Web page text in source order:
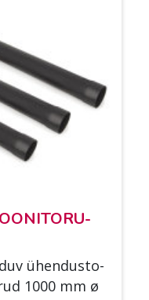
ühen­dus­to­
1000 mm ø